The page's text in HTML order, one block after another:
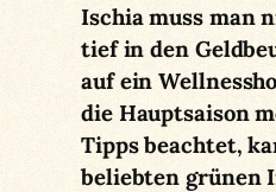
Ischia muss man
tief in den
auf ein
die Hauptsaison
Tipps beachtet,
beliebten grünen